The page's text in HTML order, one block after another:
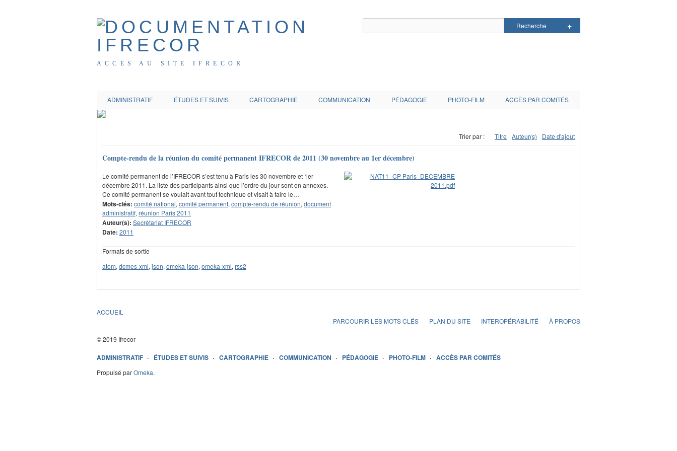
ACCES AU SITE IFRECOR
ADMINISTRATIF ÉTUDES ET SUIVIS CARTOGRAPHIE COMMUNICATION PÉDAGOGIE PHOTO-FILM ACCÈS PAR COMITÉS
Trier par : Titre Auteur(s) Date d'ajout
Compte-rendu de la réunion du comité permanent IFRECOR de 2011 (30 novembre au 1er décembre)
Le comité permanent de l’IFRECOR s’est tenu à Paris les 30 novembre et 1er
décembre 2011. La liste des participants ainsi que l’ordre du jour sont en annexes.
Ce comité permanent se voulait avant tout technique et visait à faire le…
Mots-clés: comité national, comité permanent, compte-rendu de réunion, document
administratif, réunion Paris 2011
Auteur(s): Secrétariat IFRECOR
Date: 2011
Formats de sortie
atom, dcmes-xml, json, omeka-json, omeka-xml, rss2
ACCUEIL
PARCOURIR LES MOTS CLÉS
PLAN DU SITE INTEROPÉRABILITÉ À PROPOS
© 2019 Ifrecor
ADMINISTRATIF ÉTUDES ET SUIVIS CARTOGRAPHIE COMMUNICATION PÉDAGOGIE PHOTO-FILM ACCÈS PAR COMITÉS
Propulsé parOmeka.